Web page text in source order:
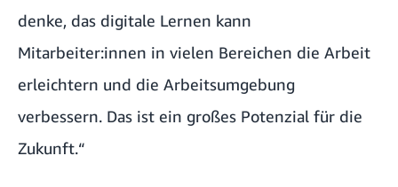
denke, das digitale Lernen kann
Mitarbeiter:innen in vielen Bereichen die Arbeit
erleichtern und die Arbeitsumgebung
verbessern. Das ist ein großes Potenzial für die
Zukunft.“